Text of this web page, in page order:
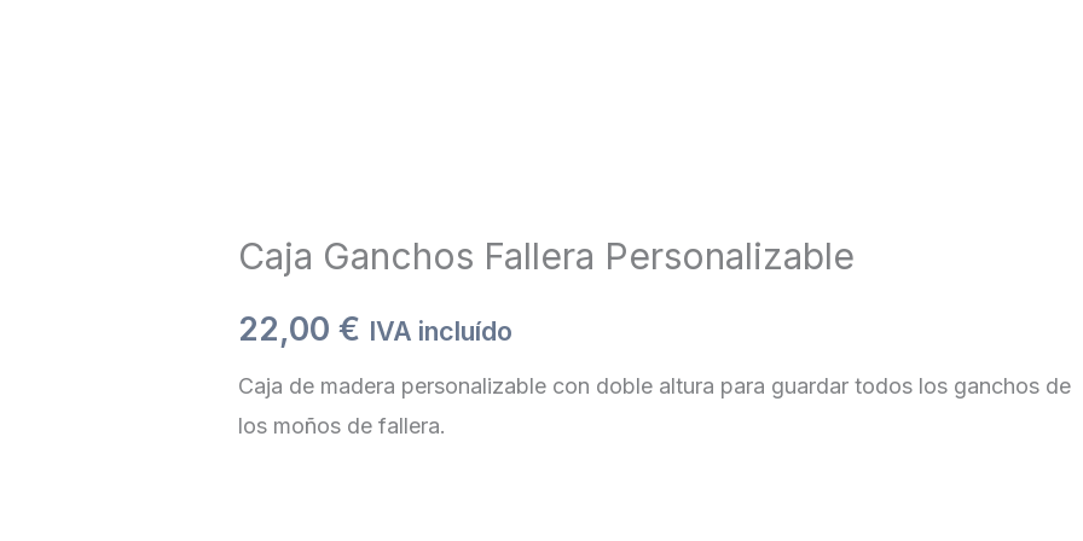
Caja Ganchos Fallera Personalizable
22,00€ IVA incluído
Caja de madera personalizable con doble altura para guardar todos los ganchos de
los moños de fallera.